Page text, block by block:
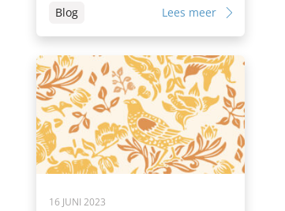
Blog Lees meer
16 JUNI 2023